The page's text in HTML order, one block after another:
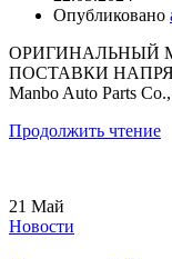
Опубликовано
ОРИГИНАЛЬНЫЙ
ПОСТАВКИ
Manbo Auto Parts
Продолжить чтение
21 Май
Новости